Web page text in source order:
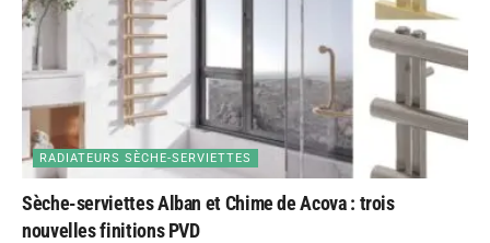
RADIATEURS SÈCHE-SERVIETTES
Sèche-serviettes Alban et Chime de Acova : trois
nouvelles finitions PVD